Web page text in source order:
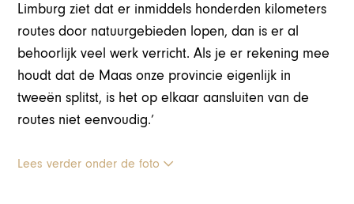
Limburg ziet dat er inmiddels honderden kilometers
routes door natuurgebieden lopen, dan is er al
behoorlijk veel werk verricht. Als je er rekening mee
houdt dat de Maas onze provincie eigenlijk in
tweeën splitst, is het op elkaar aansluiten van de
routes niet eenvoudig.’
Lees verder onder de foto